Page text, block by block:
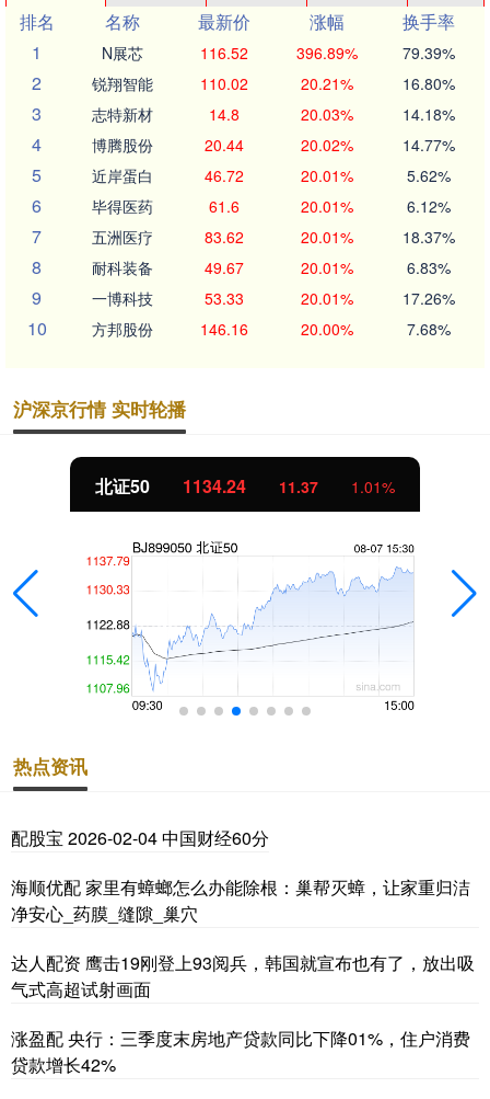
排名
名称 最新价 涨幅
换手率
1
N展芯 116.52 396.89% 79.39%
2 锐翔智能 110.02 20.21% 16.80%
3 志特新材 14.8 20.03% 14.18%
4 博腾股份 20.44 20.02% 14.77%
5 近岸蛋白 46.72 20.01% 5.62%
6 毕得医药 61.6 20.01% 6.12%
7 五洲医疗 83.62 20.01% 18.37%
8 耐科装备 49.67 20.01% 6.83%
9 一博科技 53.33 20.01% 17.26%
10 方邦股份 146.16 20.00% 7.68%
沪深京行情 实时轮播
北证50 1134.24 11.37 1.01%
热点资讯
配股宝 2026-02-04 中国财经60分
海顺优配 家里有蟑螂怎么办能除根：巢帮灭蟑，让家重归洁
净安心_药膜_缝隙_巢穴
达人配资 鹰击19刚登上93阅兵，韩国就宣布也有了，放出吸
气式高超试射画面
涨盈配 央行：三季度末房地产贷款同比下降01%，住户消费
贷款增长42%